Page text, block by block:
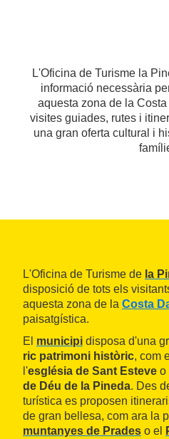
L'Oficina de Turisme la
informació necessària
aquesta zona de la
visites guiades, rutes i
una gran oferta cultural i
L'Oficina de Turisme de la
disposició de tots els
aquesta zona de la Costa
paisatgística.
El municipi disposa d'una
ric patrimoni històric, com
l'església de Sant Esteve o
de Déu de la Pineda. Des
turística es proposen
de gran bellesa, com ara la
muntanyes de Prades o el